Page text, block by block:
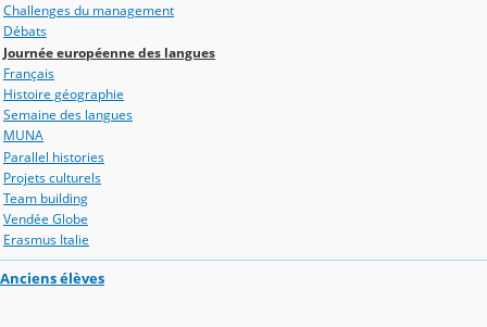
Challenges du management
Débats
Journée européenne des langues
Français
Histoire géographie
Semaine des langues
MUNA
Parallel histories
Projets culturels
Team building
Vendée Globe
Erasmus Italie
Anciens élèves